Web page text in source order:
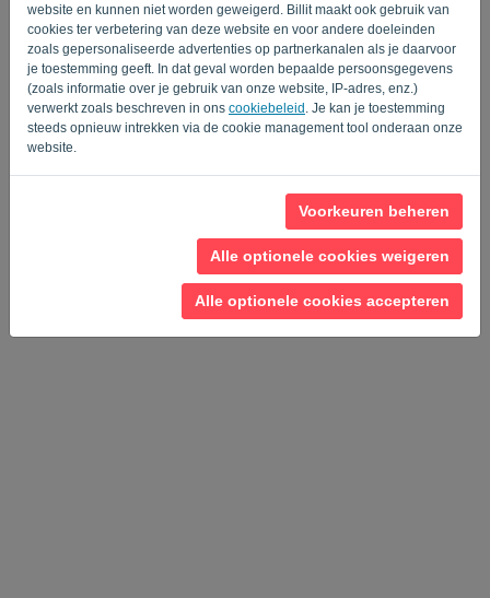
website en kunnen niet worden geweigerd. Billit maakt ook gebruik van
cookies ter verbetering van deze website en voor andere doeleinden
zoals gepersonaliseerde advertenties op partnerkanalen als je daarvoor
je toestemming geeft. In dat geval worden bepaalde persoonsgegevens
(zoals informatie over je gebruik van onze website, IP-adres, enz.)
verwerkt zoals beschreven in ons cookiebeleid . Je kan je toestemming
steeds opnieuw intrekken via de cookie management tool onderaan onze
website.
Voorkeuren beheren
Alle optionele cookies weigeren
Alle optionele cookies accepteren
Herinner me Wachtwoord vergeten?
AANMELDEN